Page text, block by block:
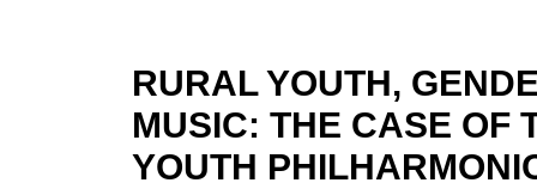
RURAL YOUTH,
MUSIC: THE CASE OF
YOUTH